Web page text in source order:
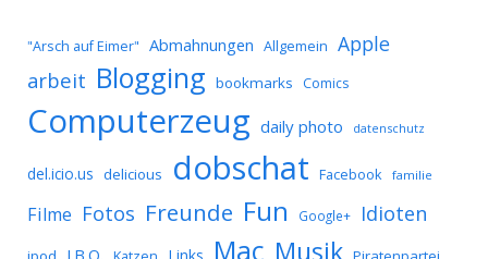
"Arsch auf Eimer" Abmahnungen Allgemein Apple
arbeit Blogging bookmarks Comics
Computerzeug daily photo datenschutz
del.icio.us delicious dobschat Facebook familie
Filme Fotos Freunde Fun Google+ Idioten
Mac Musik